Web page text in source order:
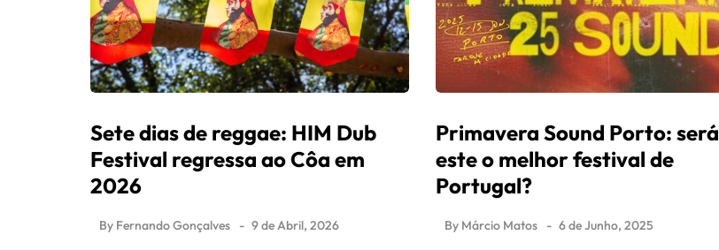
Sete dias de reggae: HIM Dub
Festival regressa ao Côa em
2026
By Fernando Gonçalves 9 de Abril, 2026
Primavera Sound Porto: será
este o melhor festival de
Portugal?
By Márcio Matos 6 de Junho, 2025